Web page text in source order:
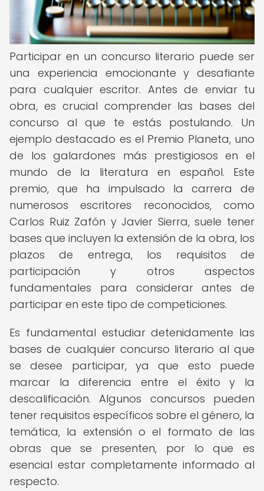
Participar en un concurso literario puede ser
una experiencia emocionante y desafiante
para cualquier escritor. Antes de enviar tu
obra, es crucial comprender las bases del
concurso al que te estás postulando. Un
ejemplo destacado es el Premio Planeta, uno
de los galardones más prestigiosos en el
mundo de la literatura en español. Este
premio, que ha impulsado la carrera de
numerosos escritores reconocidos, como
Carlos Ruiz Zafón y Javier Sierra, suele tener
bases que incluyen la extensión de la obra, los
plazos de entrega, los requisitos de
participación y otros aspectos
fundamentales para considerar antes de
participar en este tipo de competiciones.
Es fundamental estudiar detenidamente las
bases de cualquier concurso literario al que
se desee participar, ya que esto puede
marcar la diferencia entre el éxito y la
descalificación. Algunos concursos pueden
tener requisitos específicos sobre el género, la
temática, la extensión o el formato de las
obras que se presenten, por lo que es
esencial estar completamente informado al
respecto.